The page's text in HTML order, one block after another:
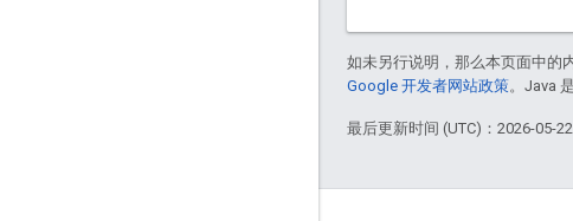
如未另行说明，那么本页面中的
Google 开发者网站政策。Java
最后更新时间 (UTC)：2026-05-22